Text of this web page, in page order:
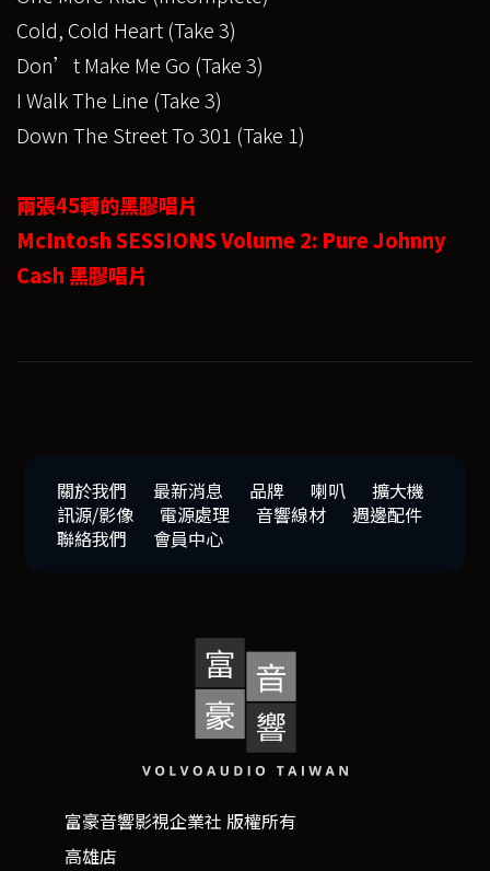
Cold, Cold Heart (Take 3)
Don’t Make Me Go (Take 3)
I Walk The Line (Take 3)
Down The Street To 301 (Take 1)
兩張45轉的黑膠唱片
McIntosh SESSIONS Volume 2: Pure Johnny
Cash 黑膠唱片
關於我們 最新消息 品牌 喇叭
擴大機
訊源/影像
電源處理 音響線材
週邊配件
聯絡我們
會員中心
富豪音響影視企業社 版權所有
高雄店